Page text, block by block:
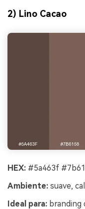
2) Lino Cacao
HEX: #5a463f
Ambiente: suave,
Ideal para: branding